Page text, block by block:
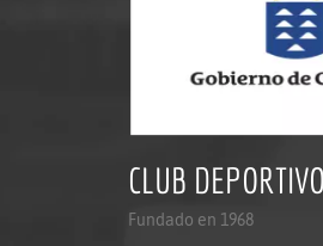
CLUB
Fundado en 1968